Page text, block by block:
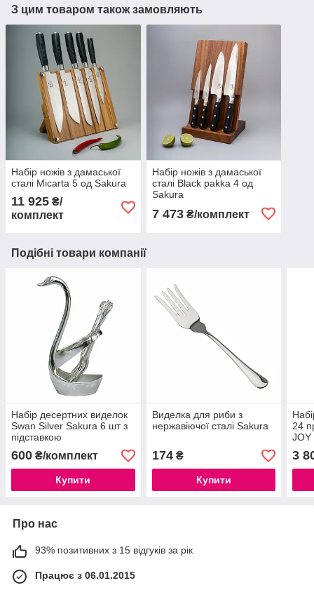
З цим товаром також замовляють
Набір ножів з дамаської
сталі Micarta 5 од Sakura
11 925 ₴/
комплект
Набір ножів з дамаської
сталі Black pakka 4 од
Sakura
7 473₴/комплект
Подібні товари компанії
Набір десертних виделок
Swan Silver Sakura 6 шт з
підставкою
600 ₴/комплект
Купити
Виделка для риби з
нержавіючої сталі Sakura
174₴
Купити
24
JOY
3
Про нас
93% позитивних з 15 відгуків за рік
Працює з 06.01.2015